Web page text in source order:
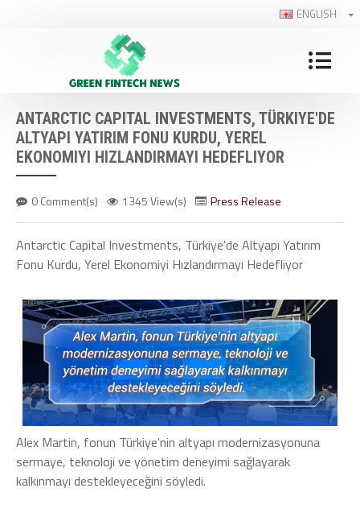
ENGLISH
ANTARCTIC CAPITAL INVESTMENTS, TÜRKIYE'DE
ALTYAPI YATIRIM FONU KURDU, YEREL
EKONOMIYI HIZLANDIRMAYI HEDEFLIYOR
0 Comment(s) 1345 View(s) Press Release
Antarctic Capital Investments, Türkiye'de Altyapı Yatırım
Fonu Kurdu, Yerel Ekonomiyi Hızlandırmayı Hedefliyor
Alex Martin, fonun Türkiye'nin altyapı modernizasyonuna
sermaye, teknoloji ve yönetim deneyimi sağlayarak
kalkınmayı destekleyeceğini söyledi.